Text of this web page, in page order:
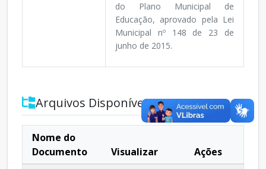
do Plano Municipal de
Educação, aprovado pela Lei
Municipal nº 148 de 23 de
junho de 2015.
Arquivos Disponíveis
Nome do
Documento
Visualizar
Ações